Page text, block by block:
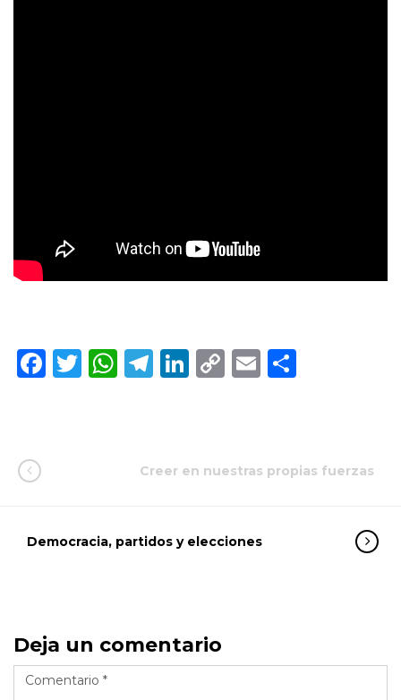
Facebook
Twitter
WhatsApp
Telegram
LinkedIn
CopyEmail
Creer en nuestras propias fuerzas
Democracia, partidos y elecciones
Deja un comentario